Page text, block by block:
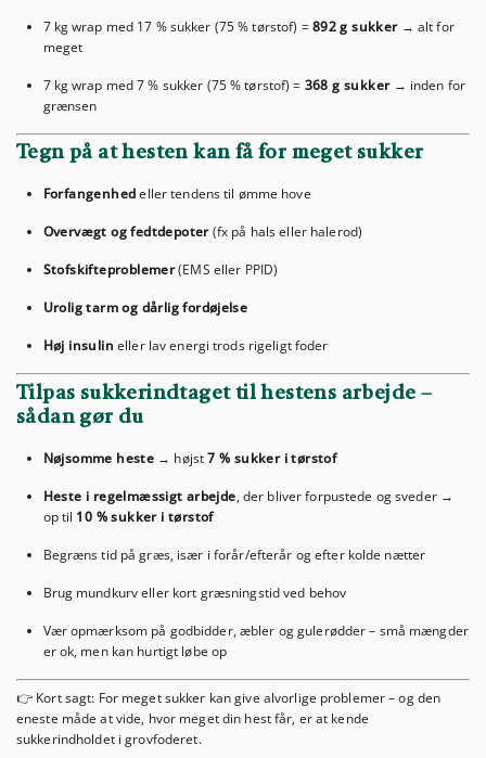
7 kg wrap med 17 % sukker (75 % tørstof) =892 g sukker → alt for
meget
7 kg wrap med 7 % sukker (75 % tørstof) = 368 g sukker → inden for
grænsen
Tegn på at hesten kan få for meget sukker
Forfangenhed eller tendens til ømme hove
Overvægt og fedtdepoter(fx på hals eller halerod)
Stofskifteproblemer(EMS eller PPID)
Urolig tarm og dårlig fordøjelse
Høj insulin eller lav energi trods rigeligt foder
Tilpas sukkerindtaget til hestens arbejde –
sådan gør du
Nøjsomme heste → højst7 % sukker i tørstof
Heste i regelmæssigt arbejde, der bliver forpustede og sveder →
op til 10 % sukker i tørstof
Begræns tid på græs, især i forår/efterår og efter kolde nætter
Brug mundkurv eller kort græsningstid ved behov
Vær opmærksom på godbidder, æbler og gulerødder – små mængder
er ok, men kan hurtigt løbe op
👉 Kort sagt: For meget sukker kan give alvorlige problemer – og den
eneste måde at vide, hvor meget din hest får, er at kende
sukkerindholdet i grovfoderet.